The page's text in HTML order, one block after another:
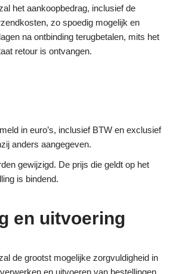
het aankoopbedrag, inclusief de
zo spoedig mogelijk en
na ontbinding terugbetalen, mits het
retour is ontvangen.
in euro’s, inclusief BTW en exclusief
anders aangegeven.
gewijzigd. De prijs die geldt op het
is bindend.
en uitvoering
de grootst mogelijke zorgvuldigheid in
en uitvoeren van bestellingen.